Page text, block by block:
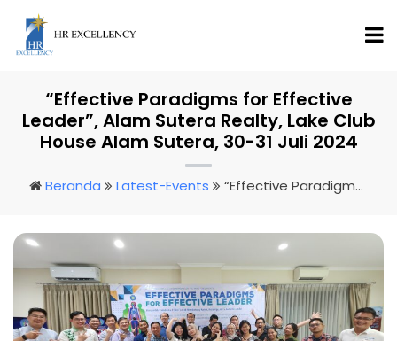
“Effective Paradigms for Effective
Leader”, Alam Sutera Realty, Lake Club
House Alam Sutera, 30-31 Juli 2024
Beranda Latest-Events “Effective Paradigms For Effective Leader”, Alam Sutera Realty, Lake Club House Alam Sutera, 30-31 Juli 2024